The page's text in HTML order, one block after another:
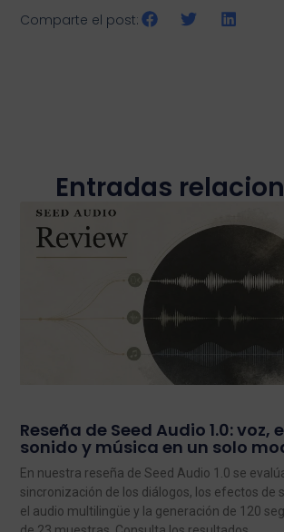
Comparte el post:
Entradas
Reseña de Seed Audio 1.0: voz,
sonido y música en un solo
En nuestra reseña de Seed Audio 1.0 se
sincronización de los diálogos, los efectos de
el audio multilingüe y la generación de 120